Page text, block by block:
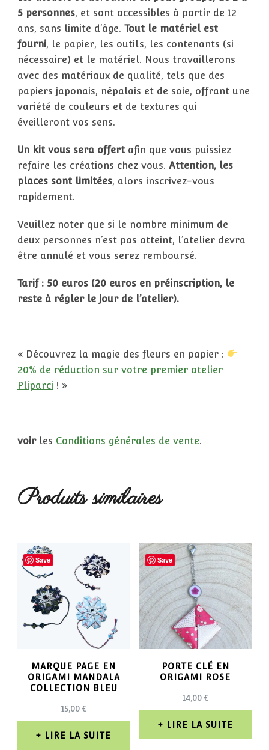
5 personnes, et sont accessibles à partir de 12
ans, sans limite d’âge. Tout le matériel est
fourni, le papier, les outils, les contenants (si
nécessaire) et le matériel. Nous travaillerons
avec des matériaux de qualité, tels que des
papiers japonais, népalais et de soie, offrant une
variété de couleurs et de textures qui
éveilleront vos sens.
Un kit vous sera offert afin que vous puissiez
refaire les créations chez vous. Attention, les
places sont limitées, alors inscrivez-vous
rapidement.
Veuillez noter que si le nombre minimum de
deux personnes n’est pas atteint, l’atelier devra
être annulé et vous serez remboursé.
Tarif : 50 euros (20 euros en préinscription, le
reste à régler le jour de l’atelier).
« Découvrez la magie des fleurs en papier :
20% de réduction sur votre premier atelier
Pliparci ! »
voirles Conditions générales de vente.
Produits similaires
Save
MARQUE PAGE EN
ORIGAMI MANDALA
COLLECTION BLEU
15,00€
LIRE LA SUITE
Save
PORTE CLÉ EN
ORIGAMI ROSE
14,00€
LIRE LA SUITE